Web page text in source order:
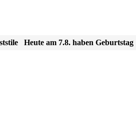
Heute am 7.8. haben Geburtstag